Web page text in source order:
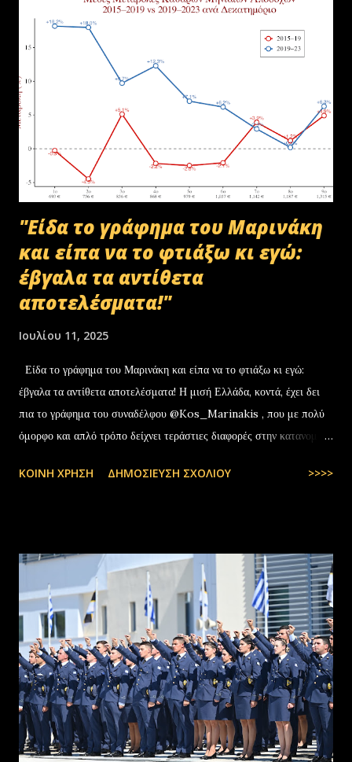
"Είδα το γράφημα του Μαρινάκη
και είπα να το φτιάξω κι εγώ:
έβγαλα τα αντίθετα
αποτελέσματα!"
Ιουλίου 11, 2025
Είδα το γράφημα του Μαρινάκη και είπα να το φτιάξω κι εγώ:
έβγαλα τα αντίθετα αποτελέσματα! Η μισή Ελλάδα, κοντά, έχει δει
πια το γράφημα του συναδέλφου @Kos_Marinakis , που με πολύ
όμορφο και απλό τρόπο δείχνει τεράστιες διαφορές στην κατανομή
— Stefanos Tyros (@StefanosTyros) July 11, 2025
ΚΟΙΝΉ ΧΡΉΣΗ ΔΗΜΟΣΊΕΥΣΗ ΣΧΟΛΊΟΥ >>>>